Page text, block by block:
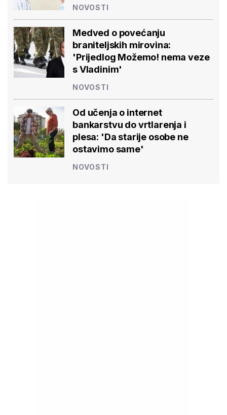
NOVOSTI
Medved o povećanju
braniteljskih mirovina:
'Prijedlog Možemo! nema veze
s Vladinim'
NOVOSTI
Od učenja o internet
bankarstvu do vrtlarenja i
plesa: 'Da starije osobe ne
ostavimo same'
NOVOSTI